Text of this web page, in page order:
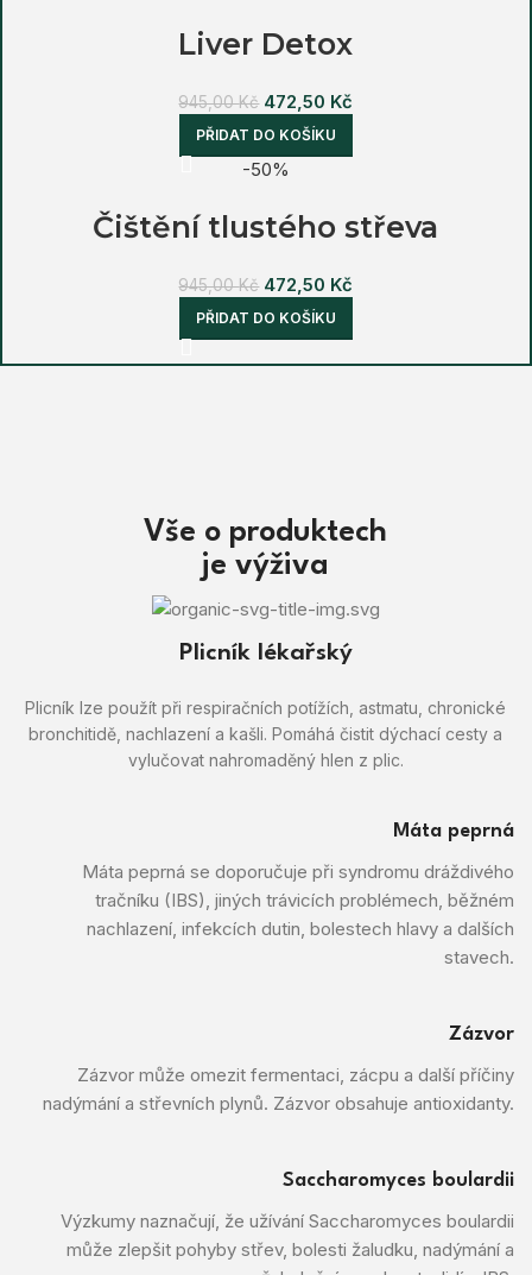
Liver Detox
945,00Kč 472,50 Kč
PŘIDAT DO KOŠÍKU
-50%
Čištění tlustého střeva
945,00Kč 472,50 Kč
PŘIDAT DO KOŠÍKU
Vše o produktech
je výživa
Plicník lékařský
Plicník lze použít při respiračních potížích, astmatu, chronické
bronchitidě, nachlazení a kašli. Pomáhá čistit dýchací cesty a
vylučovat nahromaděný hlen z plic.
Máta peprná
Máta peprná se doporučuje při syndromu dráždivého
tračníku (IBS), jiných trávicích problémech, běžném
nachlazení, infekcích dutin, bolestech hlavy a dalších
stavech.
Zázvor
Zázvor může omezit fermentaci, zácpu a další příčiny
nadýmání a střevních plynů. Zázvor obsahuje antioxidanty.
Saccharomyces boulardii
Výzkumy naznačují, že užívání Saccharomyces boulardii
může zlepšit pohyby střev, bolesti žaludku, nadýmání a